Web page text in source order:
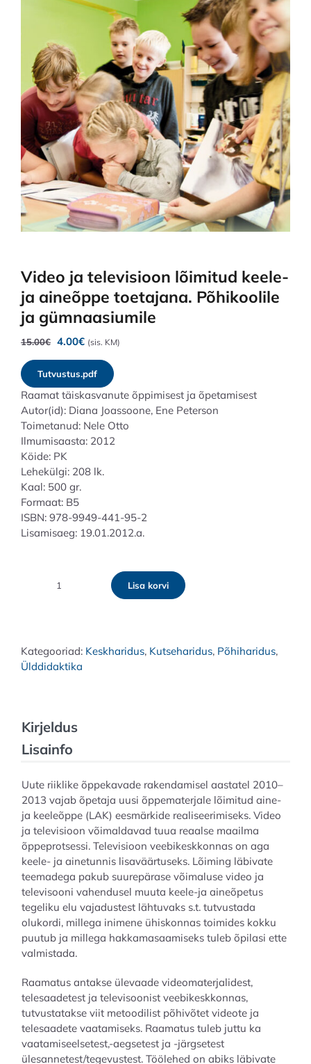
Video ja televisioon lõimitud keele-
ja aineõppe toetajana. Põhikoolile
ja gümnaasiumile
15.00€ Algne
oli:
15.00€.
4.00€Praegune
on:
4.00€.
(sis. KM)
Tutvustus.pdf
Raamat täiskasvanute õppimisest ja õpetamisest
Autor(id): Diana Joassoone, Ene Peterson
Toimetanud: Nele Otto
Ilmumisaasta: 2012
Köide: PK
Lehekülgi: 208 lk.
Kaal: 500 gr.
Formaat: B5
ISBN: 978-9949-441-95-2
Lisamisaeg: 19.01.2012.a.
Video
keele-
ja
ja
gümnaasiumile
Lisa korvi
Kategooriad: Keskharidus, Kutseharidus, Põhiharidus,
Ülddidaktika
Kirjeldus
Lisainfo
Uute riiklike õppekavade rakendamisel aastatel 2010–
2013 vajab õpetaja uusi õppematerjale lõimitud aine-
ja keeleõppe (LAK) eesmärkide realiseerimiseks. Video
ja televisioon võimaldavad tuua reaalse maailma
õppeprotsessi. Televisioon veebikeskkonnas on aga
keele- ja ainetunnis lisaväärtuseks. Lõiming läbivate
teemadega pakub suurepärase võimaluse video ja
televisooni vahendusel muuta keele-ja aineõpetus
tegeliku elu vajadustest lähtuvaks s.t. tutvustada
olukordi, millega inimene ühiskonnas toimides kokku
puutub ja millega hakkamasaamiseks tuleb õpilasi ette
valmistada.
Raamatus antakse ülevaade videomaterjalidest,
telesaadetest ja televisoonist veebikeskkonnas,
tutvustatakse viit metoodilist põhivõtet videote ja
telesaadete vaatamiseks. Raamatus tuleb juttu ka
vaatamiseelsetest,-aegsetest ja -järgsetest
ülesannetest/tegevustest. Töölehed on abiks läbivate